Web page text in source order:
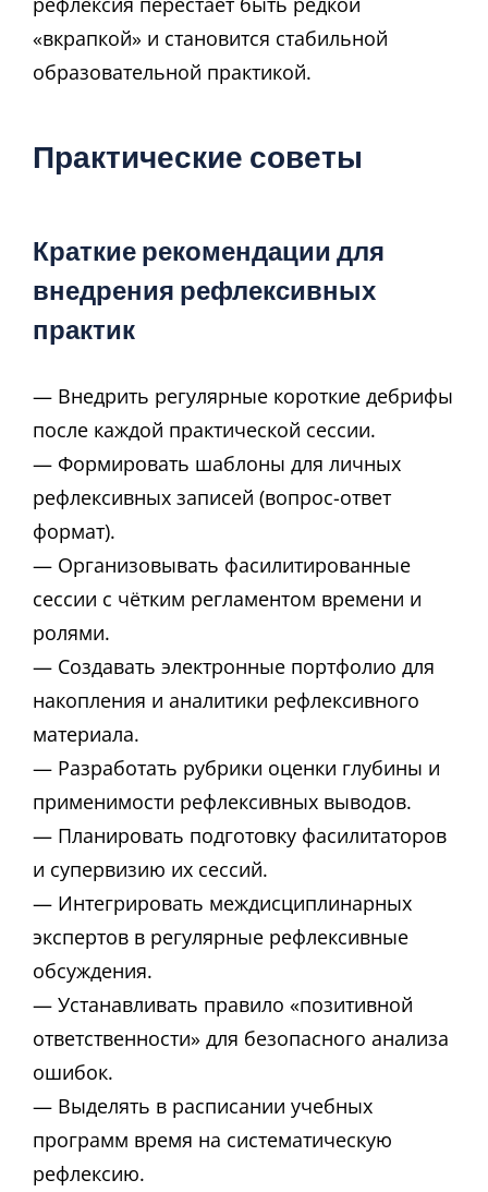
«вкрапкой» и становится стабильной
образовательной практикой.
Практические советы
Краткие рекомендации для
внедрения рефлексивных
практик
— Внедрить регулярные короткие дебрифы
после каждой практической сессии.
— Формировать шаблоны для личных
рефлексивных записей (вопрос-ответ
формат).
— Организовывать фасилитированные
сессии с чётким регламентом времени и
ролями.
— Создавать электронные портфолио для
накопления и аналитики рефлексивного
материала.
— Разработать рубрики оценки глубины и
применимости рефлексивных выводов.
— Планировать подготовку фасилитаторов
и супервизию их сессий.
— Интегрировать междисциплинарных
экспертов в регулярные рефлексивные
обсуждения.
— Устанавливать правило «позитивной
ответственности» для безопасного анализа
ошибок.
— Выделять в расписании учебных
программ время на систематическую
рефлексию.